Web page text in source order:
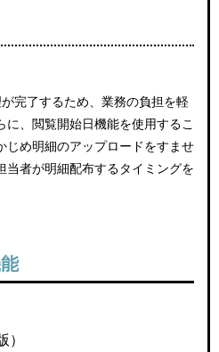
完了するため、業務の負担を軽
、閲覧開始日機能を使用するこ
じめ明細のアップロードをすませ
当者が明細配布するタイミングを
）